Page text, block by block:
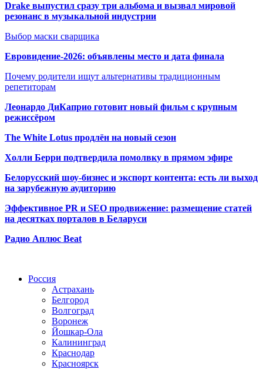
Drake выпустил сразу три альбома и вызвал мировой
резонанс в музыкальной индустрии
Выбор маски сварщика
Евровидение-2026: объявлены место и дата финала
Почему родители ищут альтернативы традиционным
репетиторам
Леонардо ДиКаприо готовит новый фильм с крупным
режиссёром
The White Lotus продлён на новый сезон
Холли Берри подтвердила помолвку в прямом эфире
Белорусский шоу-бизнес и экспорт контента: есть ли выход
на зарубежную аудиторию
Эффективное PR и SEO продвижение: размещение статей
на десятках порталов в Беларуси
Радио Аплюс Beat
Россия
Астрахань
Белгород
Волгоград
Воронеж
Йошкар-Ола
Калининград
Краснодар
Красноярск